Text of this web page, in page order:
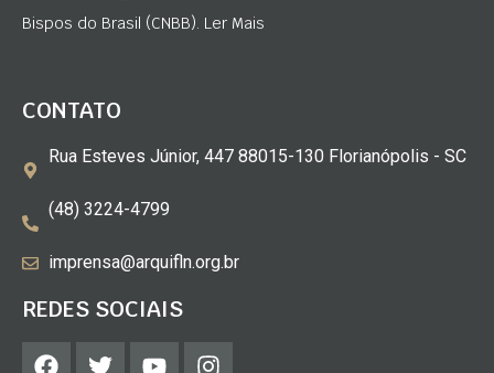
Bispos do Brasil (CNBB). Ler Mais
CONTATO
Rua Esteves Júnior, 447 88015-130 Florianópolis - SC
(48) 3224-4799
imprensa@arquifln.org.br
REDES SOCIAIS